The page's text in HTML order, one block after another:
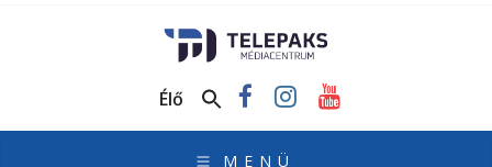
Médiacentrum
Élő